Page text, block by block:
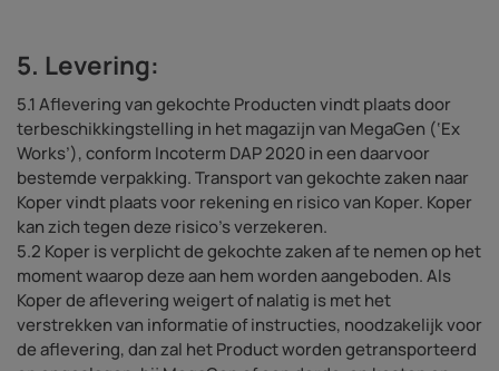
5. Levering:
5.1 Aflevering van gekochte Producten vindt plaats door
terbeschikkingstelling in het magazijn van MegaGen (‘Ex
Works’), conform Incoterm DAP 2020 in een daarvoor
bestemde verpakking. Transport van gekochte zaken naar
Koper vindt plaats voor rekening en risico van Koper. Koper
kan zich tegen deze risico’s verzekeren.
5.2 Koper is verplicht de gekochte zaken af te nemen op het
moment waarop deze aan hem worden aangeboden. Als
Koper de aflevering weigert of nalatig is met het
verstrekken van informatie of instructies, noodzakelijk voor
de aflevering, dan zal het Product worden getransporteerd